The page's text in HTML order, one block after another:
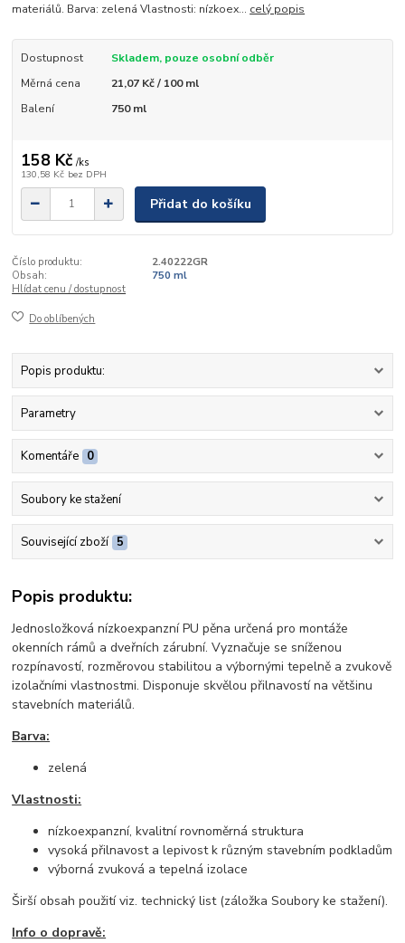
materiálů. Barva: zelená Vlastnosti: nízkoex... celý popis
Dostupnost
Skladem, pouze osobní odběr
Měrná cena
21,07 Kč / 100 ml
Balení
750 ml
158 Kč /ks
130,58 Kč bez DPH
Přidat do košíku
Číslo produktu:
2.40222GR
Obsah:
750 ml
Hlídat cenu / dostupnost
Do oblíbených
Popis produktu:
Parametry
Komentáře 0
Soubory ke stažení
Související zboží 5
Popis produktu:
Jednosložková nízkoexpanzní PU pěna určená pro montáže
okenních rámů a dveřních zárubní. Vyznačuje se sníženou
rozpínavostí, rozměrovou stabilitou a výbornými tepelně a zvukově
izolačními vlastnostmi. Disponuje skvělou přilnavostí na většinu
stavebních materiálů.
Barva:
zelená
Vlastnosti:
nízkoexpanzní, kvalitní rovnoměrná struktura
vysoká přilnavost a lepivost k různým stavebním podkladům
výborná zvuková a tepelná izolace
Širší obsah použití viz. technický list (záložka Soubory ke stažení).
Info o dopravě: